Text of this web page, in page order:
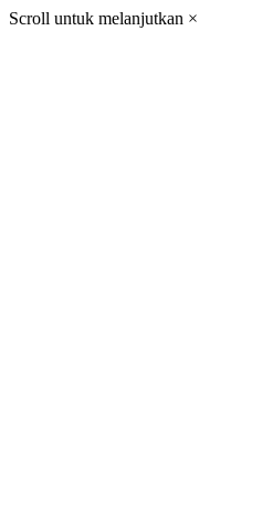
Scroll untuk melanjutkan ×